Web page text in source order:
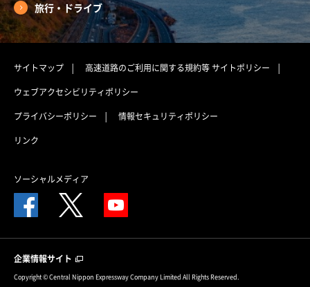
旅行・ドライブ
サイトマップ 高速道路のご利用に関する規約等サイトポリシー
ウェブアクセシビリティポリシー
プライバシーポリシー
情報セキュリティポリシー
リンク
ソーシャルメディア
企業情報サイト
Copyright © Central Nippon Expressway Company Limited All Rights Reserved.